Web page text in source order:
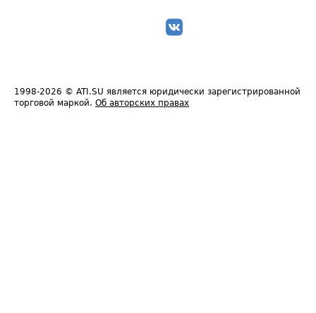
1998-2026 © ATI.SU является юридически зарегистрированной
торговой маркой. Об авторских правах